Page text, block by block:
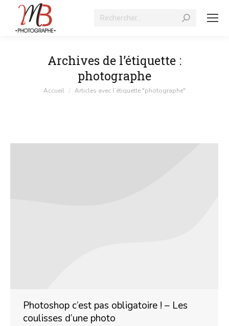
Recherche
Archives de l’étiquette :
photographe
Vous êtes ici :
Accueil Articles avec l’étiquette "photographe"
Photoshop c’est pas obligatoire ! – Les
coulisses d’une photo